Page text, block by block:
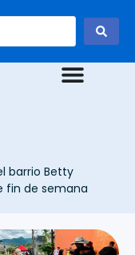
barrio Betty
fin de semana